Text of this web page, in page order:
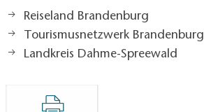
Reiseland Brandenburg
Tourismusnetzwerk Brandenburg
Landkreis Dahme-Spreewald